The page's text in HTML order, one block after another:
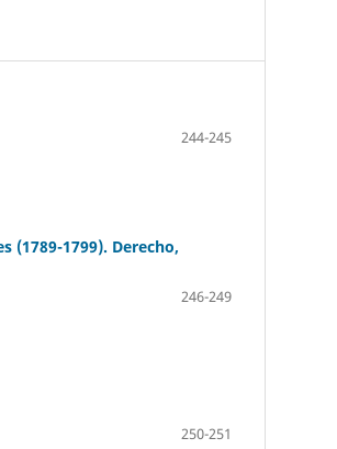
244-245
(1789-1799). Derecho,
246-249
250-251